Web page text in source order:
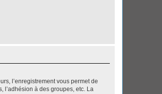
l’enregistrement vous permet de
l’adhésion à des groupes, etc. La